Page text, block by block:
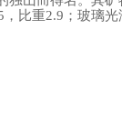
比重2.9；玻璃